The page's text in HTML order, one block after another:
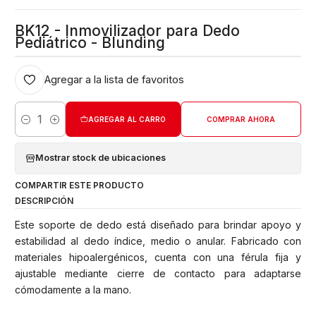
BK12 - Inmovilizador para Dedo
Pediátrico - Blunding
Agregar a la lista de favoritos
Cantidad
AGREGAR AL CARRO COMPRAR AHORA
Mostrar stock de ubicaciones
COMPARTIR ESTE PRODUCTO
DESCRIPCIÓN
Este soporte de dedo está diseñado para brindar apoyo y
estabilidad al dedo índice, medio o anular. Fabricado con
materiales hipoalergénicos, cuenta con una férula fija y
ajustable mediante cierre de contacto para adaptarse
cómodamente a la mano.